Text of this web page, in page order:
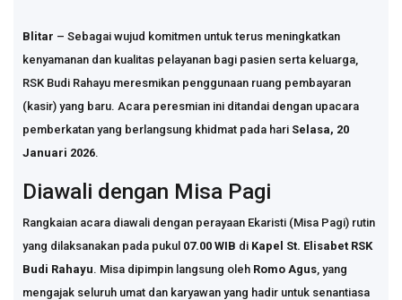
Blitar – Sebagai wujud komitmen untuk terus meningkatkan
kenyamanan dan kualitas pelayanan bagi pasien serta keluarga,
RSK Budi Rahayu meresmikan penggunaan ruang pembayaran
(kasir) yang baru. Acara peresmian ini ditandai dengan upacara
pemberkatan yang berlangsung khidmat pada hari Selasa, 20
Januari 2026.
Diawali dengan Misa Pagi
Rangkaian acara diawali dengan perayaan Ekaristi (Misa Pagi) rutin
yang dilaksanakan pada pukul 07.00 WIB di Kapel St. Elisabet RSK
Budi Rahayu. Misa dipimpin langsung oleh Romo Agus, yang
mengajak seluruh umat dan karyawan yang hadir untuk senantiasa